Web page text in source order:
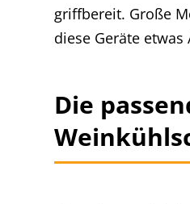
griffbereit. Große
diese Geräte
Die